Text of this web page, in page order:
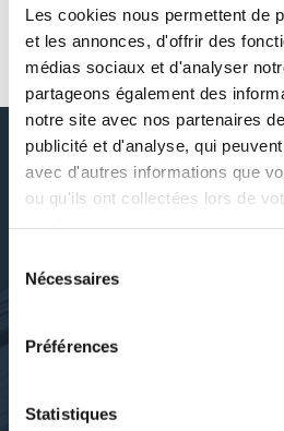
Les cookies nous permettent de
et les annonces, d'offrir des
médias sociaux et d'analyser
partageons également des
notre site avec nos partenaires
publicité et d'analyse, qui
avec d'autres informations que
ou qu'ils ont collectées lors de
Nécessaires
Préférences
Statistiques
AUTOUR DE JULIE
À PROPOS DE
Julie Beretti développe un univers à
l’image et de la musique.Ses textes